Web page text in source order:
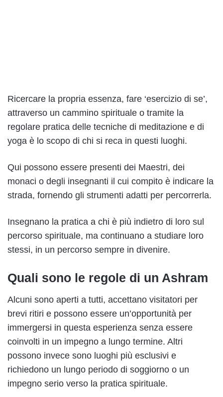
Ricercare la propria essenza, fare ‘esercizio di se’,
attraverso un cammino spirituale o tramite la
regolare pratica delle tecniche di meditazione e di
yoga è lo scopo di chi si reca in questi luoghi.
Qui possono essere presenti dei Maestri, dei
monaci o degli insegnanti il cui compito è indicare la
strada, fornendo gli strumenti adatti per percorrerla.
Insegnano la pratica a chi è più indietro di loro sul
percorso spirituale, ma continuano a studiare loro
stessi, in un percorso sempre in divenire.
Quali sono le regole di un Ashram
Alcuni sono aperti a tutti, accettano visitatori per
brevi ritiri e possono essere un’opportunità per
immergersi in questa esperienza senza essere
coinvolti in un impegno a lungo termine. Altri
possono invece sono luoghi più esclusivi e
richiedono un lungo periodo di soggiorno o un
impegno serio verso la pratica spirituale.